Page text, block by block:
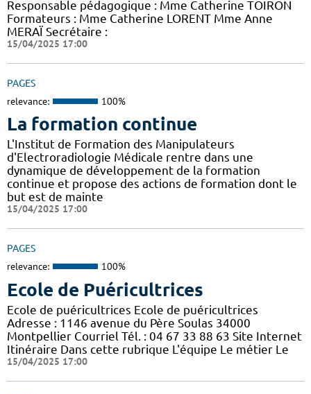
Responsable pédagogique : Mme Catherine TOIRON
Formateurs : Mme Catherine LORENT Mme Anne
MERAÏ Secrétaire :
15/04/2025 17:00
PAGES
relevance: 100%
La formation continue
L'Institut de Formation des Manipulateurs
d'Electroradiologie Médicale rentre dans une
dynamique de développement de la formation
continue et propose des actions de formation dont le
but est de mainte
15/04/2025 17:00
PAGES
relevance: 100%
Ecole de Puéricultrices
Ecole de puéricultrices Ecole de puéricultrices
Adresse : 1146 avenue du Père Soulas 34000
Montpellier Courriel Tél. : 04 67 33 88 63 Site Internet
Itinéraire Dans cette rubrique L'équipe Le métier Le
15/04/2025 17:00